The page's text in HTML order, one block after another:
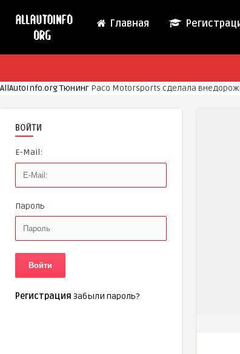
Главная
AllAutoInfo.orgТюнинг Paco Motorsports сделала
ВОЙТИ
E-Mail:
Пароль
Войти
Регистрация Забыли пароль?